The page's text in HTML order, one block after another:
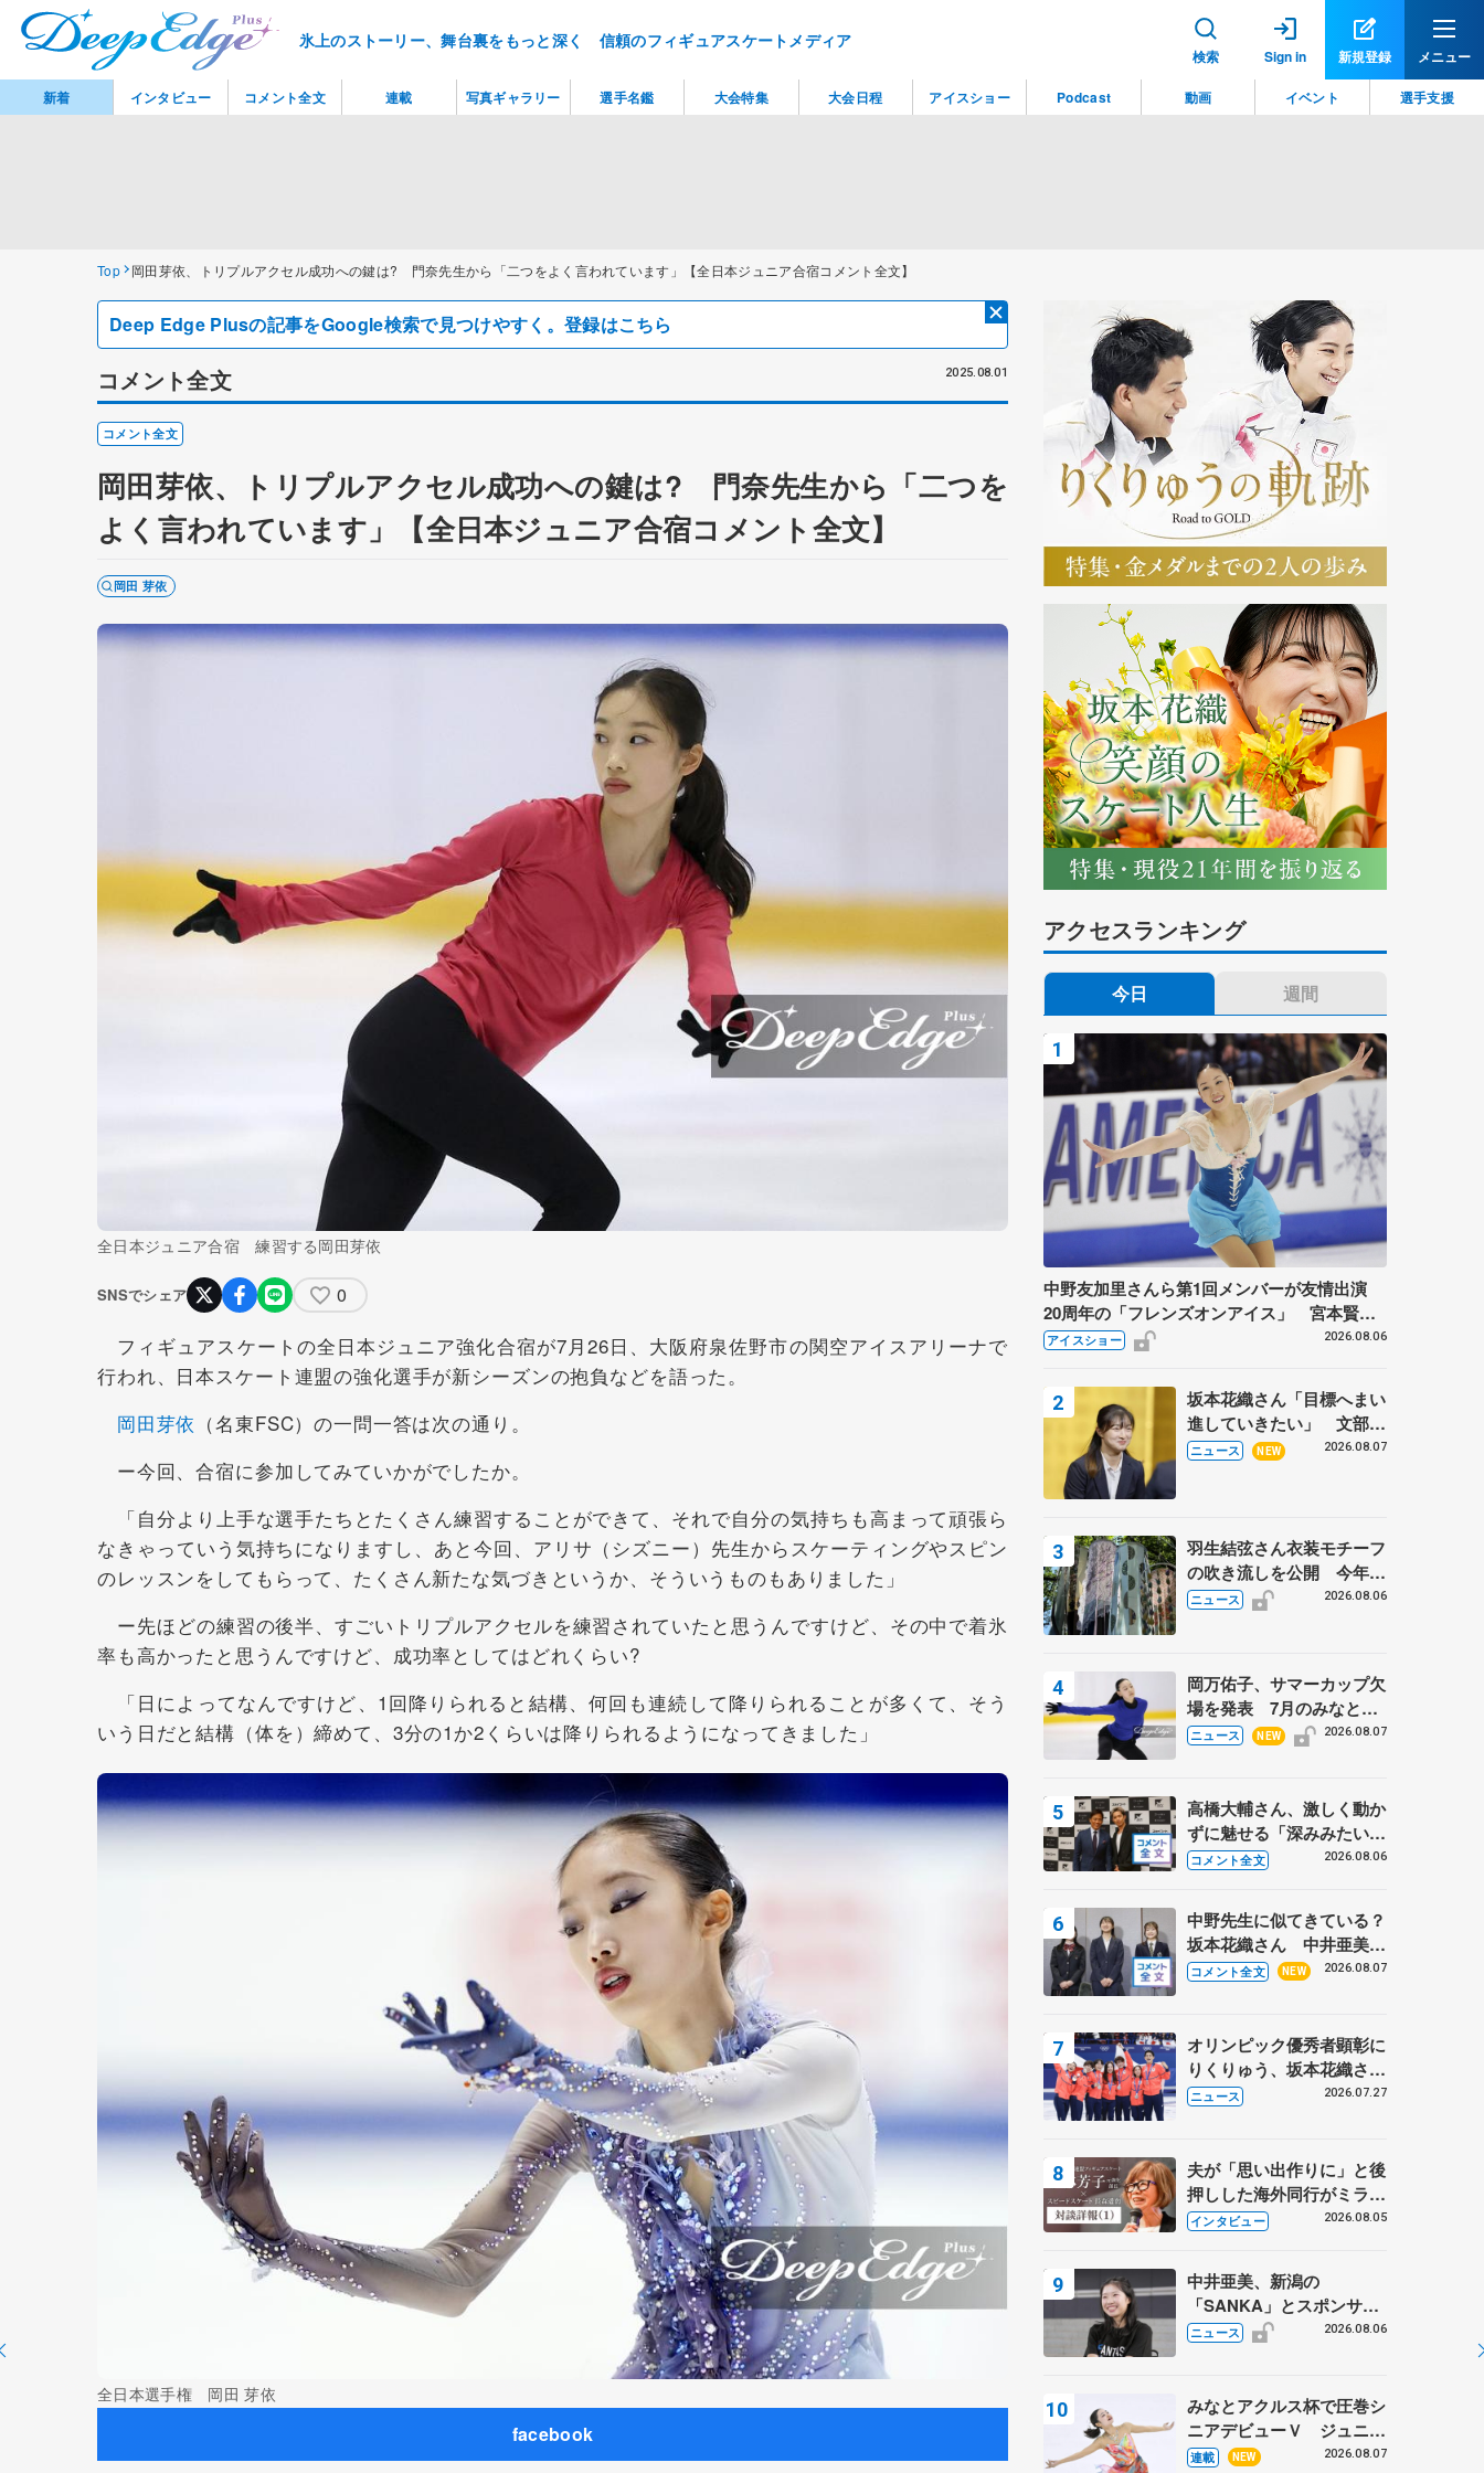
氷上のストーリー、舞台裏をもっと深く 信頼のフィギュアスケートメディア
検索 Sign in 新規登録 メニュー
Top 岡田芽依、トリプルアクセル成功への鍵は? 門奈先生から「二つをよく言われています」【全日本ジュニア合宿コメント全文】
Deep Edge Plusの記事をGoogle検索で見つけやすく。登録はこちら
コメント全文 2025.08.01
コメント全文
岡田芽依、トリプルアクセル成功への鍵は? 門奈先生から「二つを
よく言われています」【全日本ジュニア合宿コメント全文】
岡田 芽依
全日本ジュニア合宿 練習する岡田芽依
SNSでシェア 0
フィギュアスケートの全日本ジュニア強化合宿が7月26日、大阪府泉佐野市の関空アイスアリーナで
行われ、日本スケート連盟の強化選手が新シーズンの抱負などを語った。
岡田芽依 （名東FSC）の一問一答は次の通り。
ー今回、合宿に参加してみていかがでしたか。
「自分より上手な選手たちとたくさん練習することができて、それで自分の気持ちも高まって頑張ら
なきゃっていう気持ちになりますし、あと今回、アリサ（シズニー）先生からスケーティングやスピン
のレッスンをしてもらって、たくさん新たな気づきというか、そういうものもありました」
ー先ほどの練習の後半、すごいトリプルアクセルを練習されていたと思うんですけど、その中で着氷
率も高かったと思うんですけど、成功率としてはどれくらい?
「日によってなんですけど、1回降りられると結構、何回も連続して降りられることが多くて、そう
いう日だと結構（体を）締めて、3分の1か2くらいは降りられるようになってきました」
全日本選手権 岡田 芽依
facebook
アクセスランキング
今日 週間
中野友加里さんら第1回メンバーが友情出演
20周年の「フレンズオンアイス」 宮本賢二
さん、有川梨絵さん、田村岳斗さんも
アイスショー 2026.08.06
坂本花織さん「目標へまい
進していきたい」 文部科
学省スポーツ表彰式で代表
ニュース NEW 2026.08.07
羽生結弦さん衣装モチーフ
の吹き流しを公開 今年は
「春よ、来い」、仙台の瑞
ニュース 2026.08.06
岡万佑子、サマーカップ欠
場を発表 7月のみなとア
クルス杯は腰痛の影響で
ニュース NEW 2026.08.07
高橋大輔さん、激しく動か
ずに魅せる「深みみたいな
ものは出てきている？」
あい
コメント全文 2026.08.06
中野先生に似てきている？
坂本花織さん 中井亜美は
クリケットのサマーキャン
部科学省スポーツ表彰
式】
コメント全文 NEW 2026.08.07
オリンピック優秀者顕彰に
りくりゅう、坂本花織さ
ん、団体メンバーら 8月
園子らコーチも
ニュース 2026.07.27
夫が「思い出作りに」と後
押しした海外同行がミラノ
まで… 繁華街のリンクで
に 小林芳子さんが振り返
るスケート人生
インタビュー 2026.08.05
中井亜美、新潟の
「SANKA」とスポンサー
契約 「全力で応援」とコ
ニュース 2026.08.06
みなとアクルス杯で圧巻シ
ニアデビューＶ ジュニア
で４シーズン無敗の島田麻
連載 NEW 2026.08.07
新着 インタビュー コメント全文 連載 写真ギャラリー 選手名鑑 大会特集 大会日程 アイスショー Podcast 動画 イベント 選手支援